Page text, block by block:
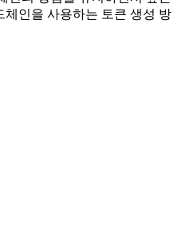
인을 사용하는 토큰 생성 방